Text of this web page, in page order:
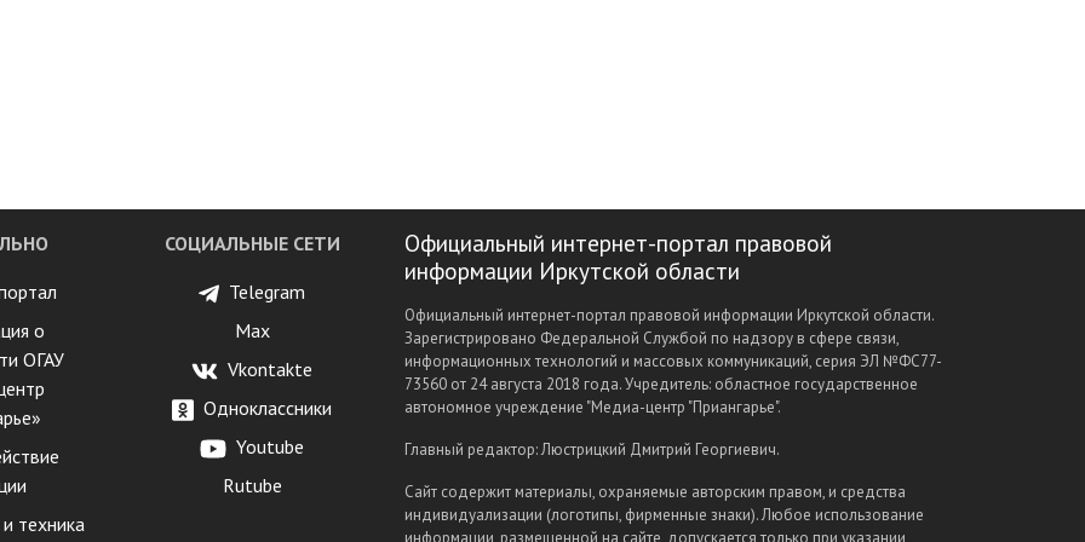
о
ОГАУ
техника
СОЦИАЛЬНЫЕ СЕТИ
Telegram
Max
Vkontakte
Одноклассники
Youtube
Rutube
Официальный интернет-портал правовой
информации Иркутской области
Официальный интернет-портал правовой информации Иркутской области.
Зарегистрировано Федеральной Службой по надзору в сфере связи,
информационных технологий и массовых коммуникаций, серия ЭЛ №ФС77-
73560 от 24 августа 2018 года. Учредитель: областное государственное
автономное учреждение "Медиа-центр "Приангарье".
Главный редактор: Люстрицкий Дмитрий Георгиевич.
Сайт содержит материалы, охраняемые авторским правом, и средства
индивидуализации (логотипы, фирменные знаки). Любое использование
информации, размещенной на сайте, допускается только при указании